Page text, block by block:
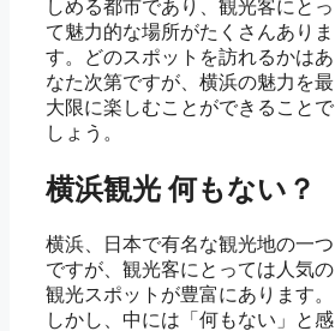
しめる都市であり、観光客にとっ
て魅力的な場所がたくさんありま
す。どのスポットを訪れるかはあ
なた次第ですが、横浜の魅力を最
大限に楽しむことができることで
しょう。
横浜観光 何もない？
横浜、日本で有名な観光地の一つ
ですが、観光客にとっては人気の
観光スポットが豊富にあります。
しかし、中には「何もない」と感